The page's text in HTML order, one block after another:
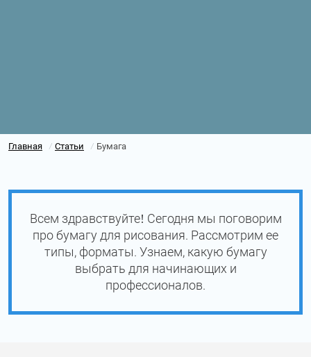
Главная / Статьи / Бумага
Всем здравствуйте! Сегодня мы поговорим
про бумагу для рисования. Рассмотрим ее
типы, форматы. Узнаем, какую бумагу
выбрать для начинающих и
профессионалов.